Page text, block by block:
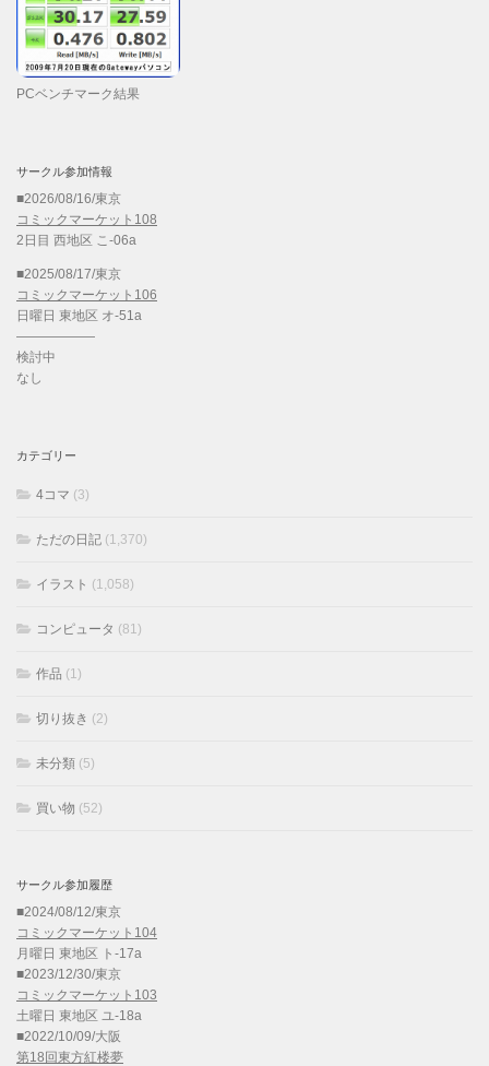
PCベンチマーク結果
サークル参加情報
■2026/08/16/東京
コミックマーケット108
2日目 西地区 こ-06a
■2025/08/17/東京
コミックマーケット106
日曜日 東地区 オ-51a
——————
検討中
なし
カテゴリー
4コマ (3)
ただの日記 (1,370)
イラスト (1,058)
コンピュータ (81)
作品 (1)
切り抜き (2)
未分類 (5)
買い物 (52)
サークル参加履歴
■2024/08/12/東京
コミックマーケット104
月曜日 東地区 ト-17a
■2023/12/30/東京
コミックマーケット103
土曜日 東地区 ユ-18a
■2022/10/09/大阪
第18回東方紅楼夢